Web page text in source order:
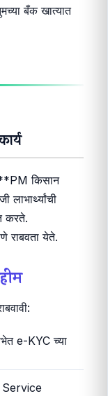
बँक खात्यात
किसान
लाभार्थ्यांची
करते.
राबवता येते.
e-KYC च्या
Service